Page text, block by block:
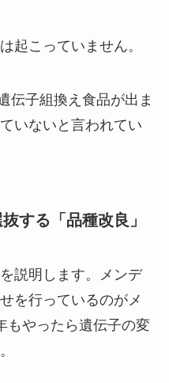
起こっていません。
伝子組換え食品が出ま
いないと言われてい
する「品種改良」
説明します。メンデ
を行っているのがメ
もやったら遺伝子の変